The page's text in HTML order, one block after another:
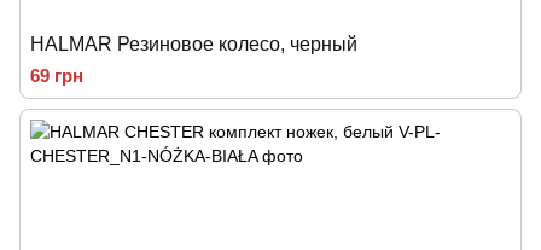
HALMAR Резиновое колесо, черный
69 грн